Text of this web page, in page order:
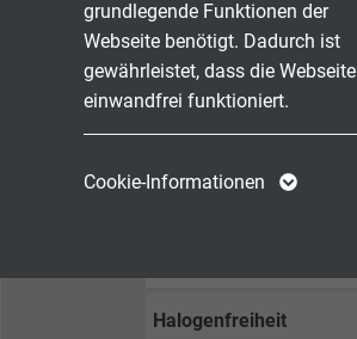
grundlegende Funktionen der
Webseite benötigt. Dadurch ist
gewährleistet, dass die Webseite
einwandfrei funktioniert.
Enthält die
Cookie-Informationen
Prüfspannung
Mindestbiegeradius
Halogenfreiheit